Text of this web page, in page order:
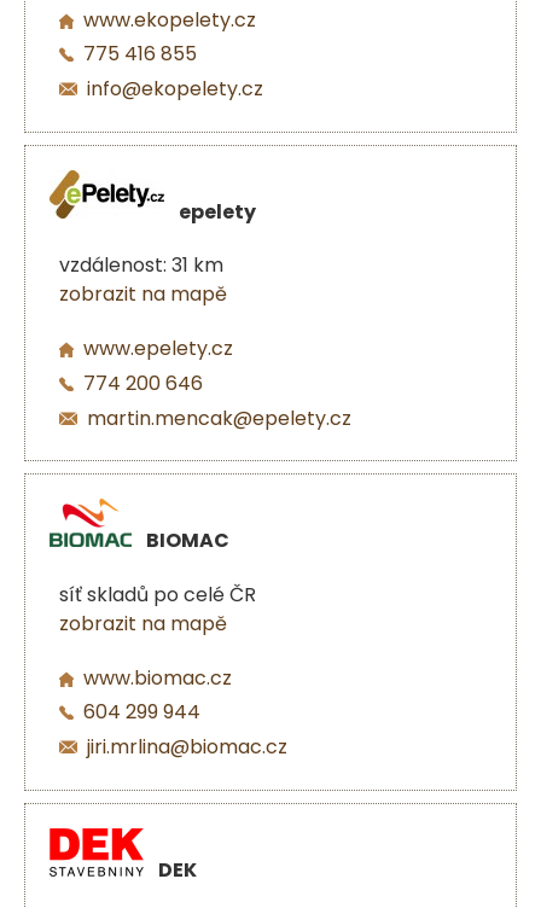
www.ekopelety.cz
775 416 855
info@ekopelety.cz
epelety
vzdálenost: 31 km
zobrazit na mapě
www.epelety.cz
774 200 646
martin.mencak@epelety.cz
BIOMAC
síť skladů po celé ČR
zobrazit na mapě
www.biomac.cz
604 299 944
jiri.mrlina@biomac.cz
DEK